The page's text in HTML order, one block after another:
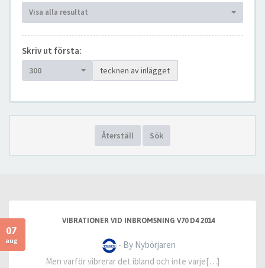
Visa alla resultat
Skriv ut första:
300 tecknen av inlägget
Återställ Sök
07
aug
VIBRATIONER VID INBROMSNING V70 D4 2014
- By Nybörjaren
Men varför vibrerar det ibland och inte varje[…]